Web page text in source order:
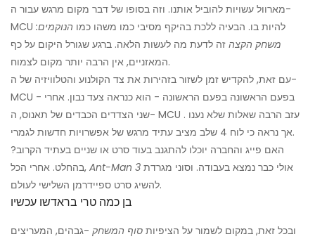
מארוול עשויות להוביל אותנו. וזה בסופו של דבר מקום מרגש עבור ה-
MCU להיות בו. הבעיה ללכת בהיקף מסיבי כמו משהו כמו הנוקמים:
משחק הקצה זה לדעת מה לעשות הלאה. ברגע שגורל היקום על כף
המאזניים, אין הרבה יותר מקום לצמוח.
עם זאת, להקדיש זמן לשזור בזהירות את צד הקולנוע והטלוויזיה של ה-
MCU - בפעם הראשונה בפעם הראשונה - הוא כנראה צעד נבון. אחרי
שני הצדדים הכבדים של תאנוס, ה- MCU עזב הרבה שאלות שלא נענו .
אך נראה כי לוח 4 שלב מציב עתיד מרגש של אפשרויות חדשות לגמרי.
האם פייג והחברה יוכלו להתגנב בעוד סרט או שניים בעתיד הקרוב?
בהחלט. אחרי הכל, Ant-Man 3
להשיג סרט ספיידרמן השלישי לעולם.
בן כמה טרי בראדשו עכשיו
ובכל זאת, במקום לשמור על הציפיות סוף המשחק -גבהים, המעריצים